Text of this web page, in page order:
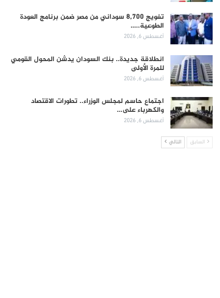
تفويج 8,700 سوداني من مصر ضمن برنامج العودة
الطوعية..…
أغسطس 6, 2026
انطلاقة جديدة.. بنك السودان يدشن المحول القومي
للمرة الأولى
أغسطس 6, 2026
اجتماع حاسم لمجلس الوزراء.. تطورات الاقتصاد
والكهرباء على…
أغسطس 6, 2026
السابق التالي